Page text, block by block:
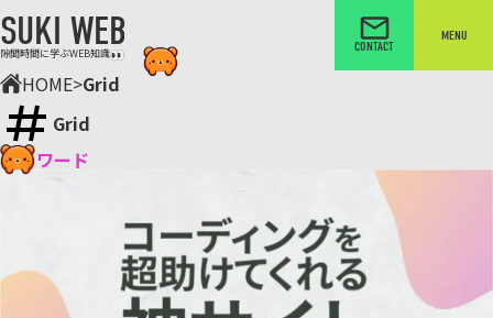
SUKI WEB
隙間時間に学ぶWEB知識 CONTACT
MENU
HOME>Grid
Grid
キーワード